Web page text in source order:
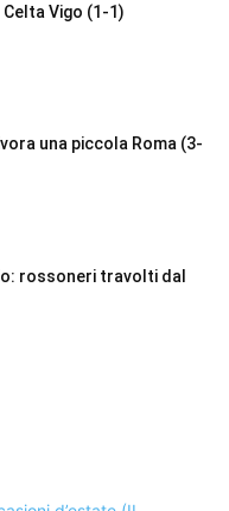
Vigo (1-1)
una piccola Roma (3-
rossoneri travolti dal